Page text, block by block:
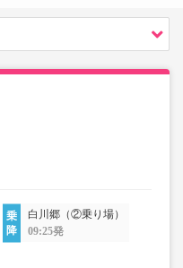
白川郷（②乗り場）
09:25発